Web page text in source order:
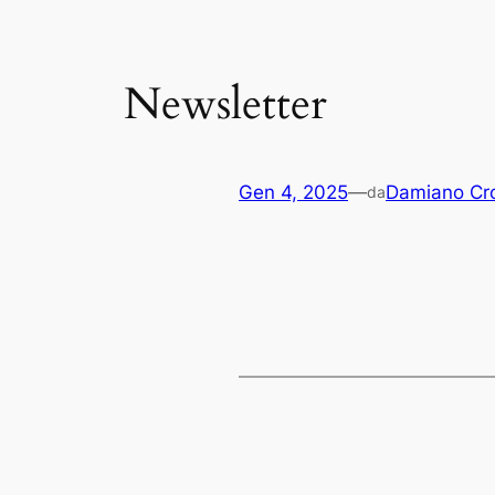
Newsletter
Gen 4, 2025—daDamiano